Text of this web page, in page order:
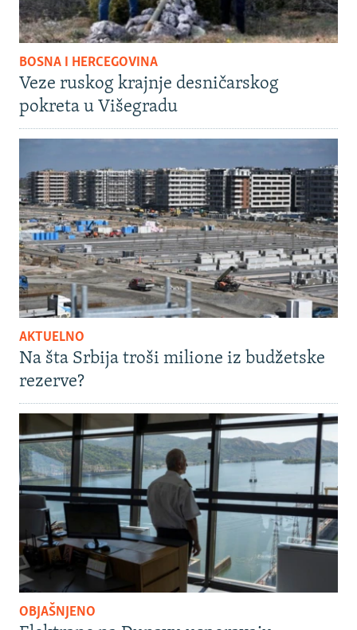
BOSNA I HERCEGOVINA
Veze ruskog krajnje desničarskog
pokreta u Višegradu
AKTUELNO
Na šta Srbija troši milione iz budžetske
rezerve?
OBJAŠNJENO